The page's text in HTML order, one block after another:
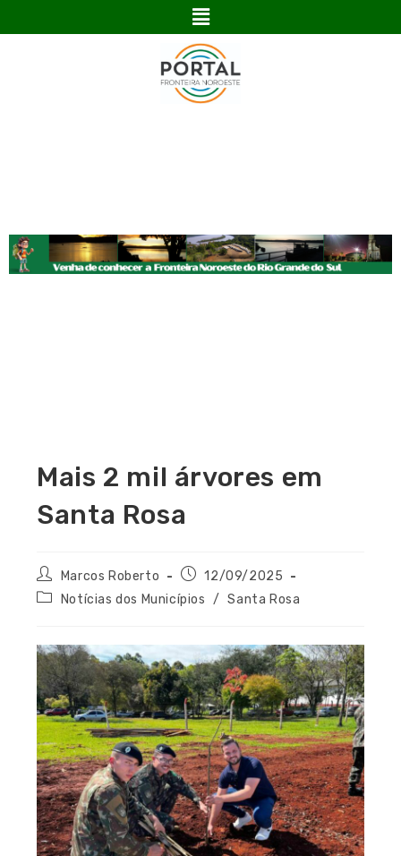
Mais 2 mil árvores em
Santa Rosa
Marcos Roberto
12/09/2025
Notícias dos Municípios
/ Santa Rosa